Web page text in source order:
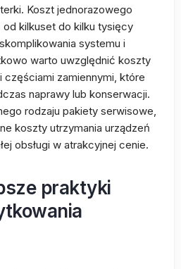
Koszt jednorazowego
kilkuset do kilku tysięcy
systemu i
warto uwzględnić koszty
częściami zamiennymi, które
naprawy lub konserwacji.
rodzaju pakiety serwisowe,
koszty utrzymania urządzeń
obsługi w atrakcyjnej cenie.
praktyki